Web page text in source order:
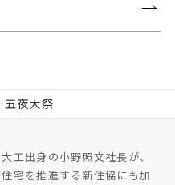
夜大祭
工出身の小野照文社長が、
宅を推進する新住協にも加